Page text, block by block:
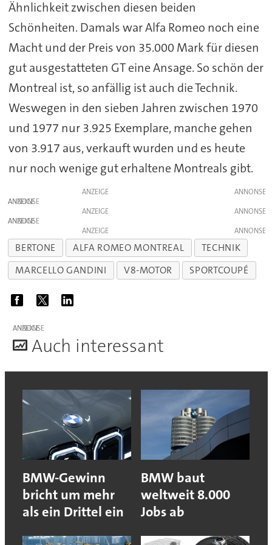
Ähnlichkeit zwischen diesen beiden
Schönheiten. Damals war Alfa Romeo noch eine
Macht und der Preis von 35.000 Mark für diesen
gut ausgestatteten GT eine Ansage. So schön der
Montreal ist, so anfällig ist auch die Technik.
Weswegen in den sieben Jahren zwischen 1970
und 1977 nur 3.925 Exemplare, manche gehen
von 3.917 aus, verkauft wurden und es heute
nur noch wenige gut erhaltene Montreals gibt.
ANZEIGE
ANZEIGE
ANZEIGE
ANZEIGE
ANZEIGE
BERTONE ALFA ROMEO MONTREAL
TECHNIK
MARCELLO GANDINI
V8-MOTOR SPORTCOUPÉ
ANZEIGE
Auch interessant
BMW-Gewinn
bricht um mehr
als ein Drittel ein
BMW baut
weltweit 8.000
Jobs ab